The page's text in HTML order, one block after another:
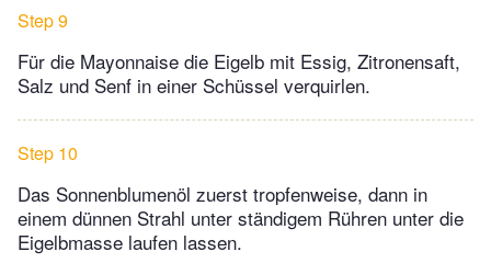
Step 9
Für die Mayonnaise die Eigelb mit Essig, Zitronensaft,
Salz und Senf in einer Schüssel verquirlen.
Step 10
Das Sonnenblumenöl zuerst tropfenweise, dann in
einem dünnen Strahl unter ständigem Rühren unter die
Eigelbmasse laufen lassen.